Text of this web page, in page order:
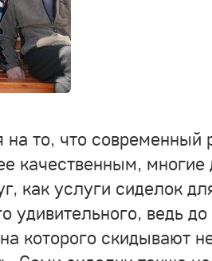
на то, что
качественным,
как услуги сиделок
удивительного, ведь
которого скидывают